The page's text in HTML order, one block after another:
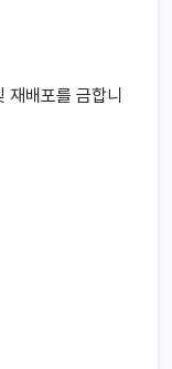
배포를 금합니